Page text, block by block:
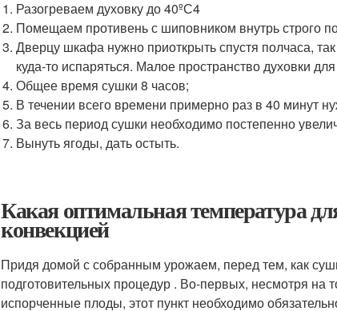
Разогреваем духовку до 40ºС4
Помещаем противень с шиповником внутрь строго
Дверцу шкафа нужно приоткрыть спустя полчаса,
куда-то испаряться. Малое пространство духовки
Общее время сушки 8 часов;
В течении всего времени примерно раз в 40 минут
За весь период сушки необходимо постепенно
Вынуть ягоды, дать остыть.
Какая оптимальная температура
конвекцией
Придя домой с собранным урожаем, перед тем, как
подготовительных процедур . Во-первых, несмотря на
испорченные плоды, этот пункт необходимо